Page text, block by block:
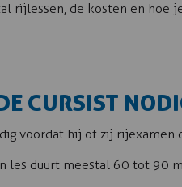
rijlessen, de kosten en hoe
CURSIST
voordat hij of zij rijexamen
les duurt meestal 60 tot 90